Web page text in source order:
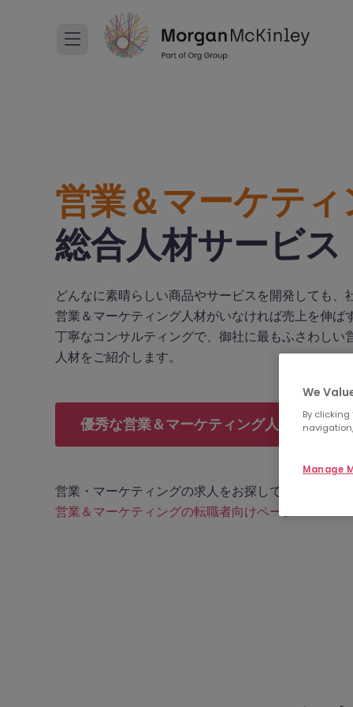
営業＆マーケテ
総合人材サービス
どんなに素晴らしい商品やサービスを開発しても、
営業＆マーケティング人材がいなければ売上を伸ば
丁寧なコンサルティングで、御社に最もふさわしい
人材をご紹介します。
優秀な営業＆マーケティング人材に今す
営業・マーケティングの求人をお探しですか？
営業＆マーケティングの転職者向けページへ
We
By
Manage